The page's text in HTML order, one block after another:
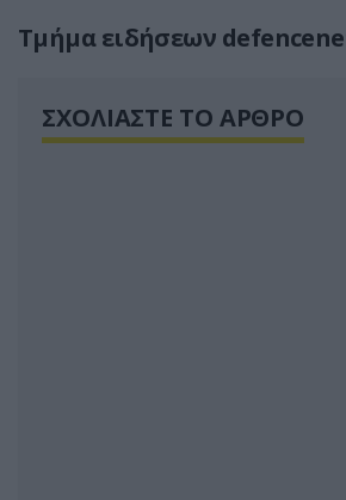
Τμήμα ειδήσεων
ΣΧΟΛΙΑΣΤΕ ΤΟ ΑΡΘΡΟ